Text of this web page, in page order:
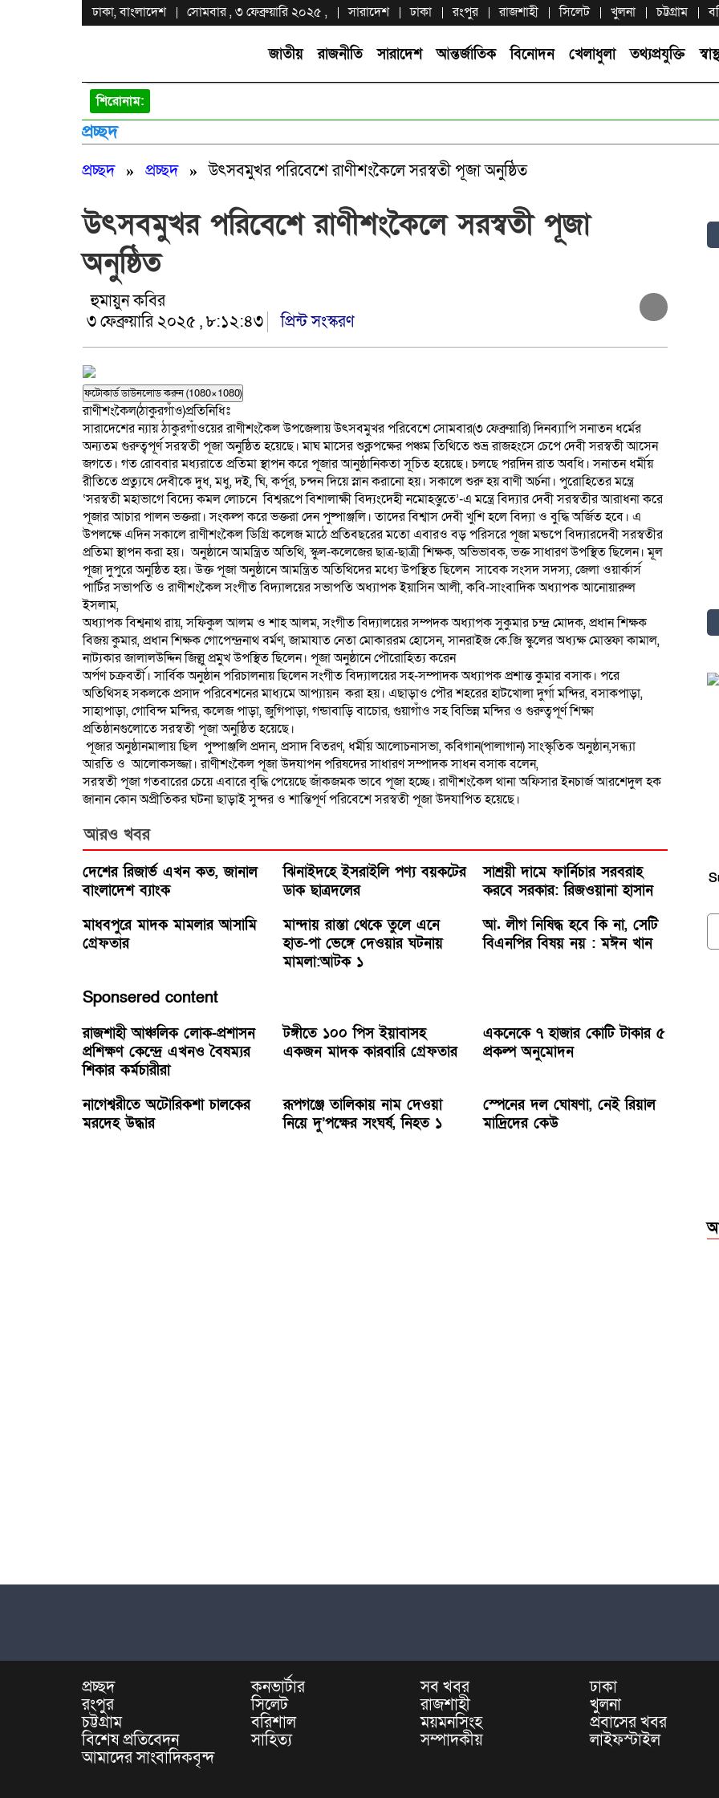
ঢাকা, বাংলাদেশ সোমবার , ৩ ফেব্রুয়ারি ২০২৫ , সারাদেশ ঢাকা রংপুর রাজশাহী সিলেট খুলনা চট্টগ্রাম
জাতীয় রাজনীতি সারাদেশ আন্তর্জাতিক বিনোদন খেলাধুলা তথ্যপ্রযুক্তি
শিরোনাম:
প্রচ্ছদ
প্রচ্ছদ» প্রচ্ছদ»উৎসবমুখর পরিবেশে রাণীশংকৈলে সরস্বতী পূজা অনুষ্ঠিত
উৎসবমুখর পরিবেশে রাণীশংকৈলে সরস্বতী পূজা
অনুষ্ঠিত
হুমায়ুন কবির
৩ ফেব্রুয়ারি ২০২৫ , ৮:১২:৪৩
প্রিন্ট সংস্করণ
ফটোকার্ড ডাউনলোড করুন (1080×1080)
রাণীশংকৈল(ঠাকুরগাঁও)প্রতিনিধিঃ
সারাদেশের ন্যায় ঠাকুরগাঁওয়ের রাণীশংকৈল উপজেলায় উৎসবমুখর পরিবেশে সোমবার(৩ ফেব্রুয়ারি) দিনব্যাপি সনাতন ধর্মের
অন্যতম গুরুত্বপূর্ণ সরস্বতী পূজা অনুষ্ঠিত হয়েছে। মাঘ মাসের শুক্লপক্ষের পঞ্চম তিথিতে শুভ্র রাজহংসে চেপে দেবী সরস্বতী আসেন
জগতে। গত রোববার মধ্যরাতে প্রতিমা স্থাপন করে পূজার আনুষ্ঠানিকতা সূচিত হয়েছে। চলছে পরদিন রাত অবধি। সনাতন ধর্মীয়
রীতিতে প্রত্যুষে দেবীকে দুধ, মধু, দই, ঘি, কর্পূর, চন্দন দিয়ে স্নান করানো হয়। সকালে শুরু হয় বাণী অর্চনা। পুরোহিতের মন্ত্রে
‘সরস্বতী মহাভাগে বিদ্যে কমল লোচনে বিশ্বরূপে বিশালাক্ষী বিদ্যংদেহী নমোহস্তুতে’-এ মন্ত্রে বিদ্যার দেবী সরস্বতীর আরাধনা করে
পূজার আচার পালন ভক্তরা। সংকল্প করে ভক্তরা দেন পুষ্পাঞ্জলি। তাদের বিশ্বাস দেবী খুশি হলে বিদ্যা ও বুদ্ধি অর্জিত হবে। এ
উপলক্ষে এদিন সকালে রাণীশংকৈল ডিগ্রি কলেজ মাঠে প্রতিবছরের মতো এবারও বড় পরিসরে পূজা মন্ডপে বিদ্যারদেবী সরস্বতীর
প্রতিমা স্থাপন করা হয়। অনুষ্ঠানে আমন্ত্রিত অতিথি, স্কুল-কলেজের ছাত্র-ছাত্রী শিক্ষক, অভিভাবক, ভক্ত সাধারণ উপস্থিত ছিলেন। মূল
পূজা দুপুরে অনুষ্ঠিত হয়। উক্ত পূজা অনুষ্ঠানে আমন্ত্রিত অতিথিদের মধ্যে উপস্থিত ছিলেন সাবেক সংসদ সদস্য, জেলা ওয়ার্কার্স
পার্টির সভাপতি ও রাণীশংকৈল সংগীত বিদ্যালয়ের সভাপতি অধ্যাপক ইয়াসিন আলী, কবি-সাংবাদিক অধ্যাপক আনোয়ারুল
ইসলাম,
অধ্যাপক বিশ্বনাথ রায়, সফিকুল আলম ও শাহ আলম, সংগীত বিদ্যালয়ের সম্পদক অধ্যাপক সুকুমার চন্দ্র মোদক, প্রধান শিক্ষক
বিজয় কুমার, প্রধান শিক্ষক গোপেন্দ্রনাথ বর্মণ, জামাযাত নেতা মোকাররম হোসেন, সানরাইজ কে.জি স্কুলের অধ্যক্ষ মোস্তফা কামাল,
নাট্যকার জালালউদ্দিন জিল্লু প্রমুখ উপস্থিত ছিলেন। পূজা অনুষ্ঠানে পৌরোহিত্য করেন
অর্পণ চক্রবর্তী। সার্বিক অনুষ্ঠান পরিচালনায় ছিলেন সংগীত বিদ্যালয়ের সহ-সম্পাদক অধ্যাপক প্রশান্ত কুমার বসাক। পরে
অতিথিসহ সকলকে প্রসাদ পরিবেশনের মাধ্যমে আপ্যায়ন করা হয়। এছাড়াও পৌর শহরের হাটখোলা দুর্গা মন্দির, বসাকপাড়া,
সাহাপাড়া, গোবিন্দ মন্দির, কলেজ পাড়া, জুগিপাড়া, গন্ডাবাড়ি বাচোর, গুয়াগাঁও সহ বিভিন্ন মন্দির ও গুরুত্বপূর্ণ শিক্ষা
প্রতিষ্ঠানগুলোতে সরস্বতী পূজা অনুষ্ঠিত হয়েছে।
পূজার অনুষ্ঠানমালায় ছিল পুষ্পাঞ্জলি প্রদান, প্রসাদ বিতরণ, ধর্মীয় আলোচনাসভা, কবিগান(পালাগান) সাংস্কৃতিক অনুষ্ঠান,সন্ধ্যা
আরতি ও আলোকসজ্জা। রাণীশংকৈল পূজা উদযাপন পরিষদের সাধারণ সম্পাদক সাধন বসাক বলেন,
সরস্বতী পূজা গতবারের চেয়ে এবারে বৃদ্ধি পেয়েছে জাঁকজমক ভাবে পূজা হচ্ছে। রাণীশংকৈল থানা অফিসার ইনচার্জ আরশেদুল হক
জানান কোন অপ্রীতিকর ঘটনা ছাড়াই সুন্দর ও শান্তিপূর্ণ পরিবেশে সরস্বতী পূজা উদযাপিত হয়েছে।
আরও খবর
দেশের রিজার্ভ এখন কত, জানাল
বাংলাদেশ ব্যাংক
ঝিনাইদহে ইসরাইলি পণ্য বয়কটের
ডাক ছাত্রদলের
সাশ্রয়ী দামে ফার্নিচার সরবরাহ
করবে সরকার: রিজওয়ানা হাসান
মাধবপুরে মাদক মামলার আসামি
গ্রেফতার
মান্দায় রাস্তা থেকে তুলে এনে
হাত-পা ভেঙ্গে দেওয়ার ঘটনায়
মামলা:আটক ১
আ. লীগ নিষিদ্ধ হবে কি না, সেটি
বিএনপির বিষয় নয় : মঈন খান
Sponsered content
রাজশাহী আঞ্চলিক লোক-প্রশাসন
প্রশিক্ষণ কেন্দ্রে এখনও বৈষম্যর
শিকার কর্মচারীরা
টঙ্গীতে ১০০ পিস ইয়াবাসহ
একজন মাদক কারবারি গ্রেফতার
একনেকে ৭ হাজার কোটি টাকার ৫
প্রকল্প অনুমোদন
নাগেশ্বরীতে অটোরিকশা চালকের
মরদেহ উদ্ধার
রূপগঞ্জে তালিকায় নাম দেওয়া
নিয়ে দু’পক্ষের সংঘর্ষ, নিহত ১
স্পেনের দল ঘোষণা, নেই রিয়াল
মাদ্রিদের কেউ
প্রচ্ছদ কনভার্টার সব খবর
ঢাকা
রংপুর
সিলেট রাজশাহী
খুলনা
চট্টগ্রাম
বরিশাল ময়মনসিংহ
প্রবাসের খবর
বিশেষ প্রতিবেদন
সাহিত্য সম্পাদকীয়
লাইফস্টাইল
আমাদের সাংবাদিকবৃন্দ